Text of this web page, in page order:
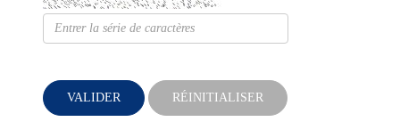
VALIDER RÉINITIALISER